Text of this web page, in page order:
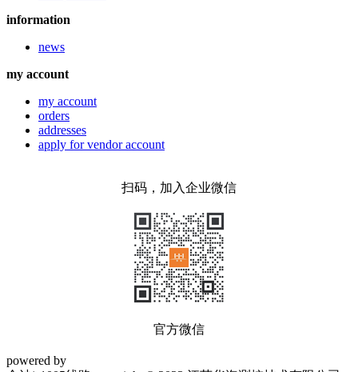
information
news
my account
my account
orders
addresses
apply for vendor account
扫码，加入企业微信
官方微信
powered by